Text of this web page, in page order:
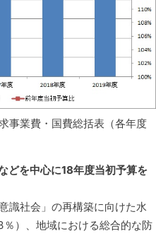
事業費・国費総括表（各年度
どを中心に18年度当初予算を
識社会」の再構築に向けた水
）、地域における総合的な防